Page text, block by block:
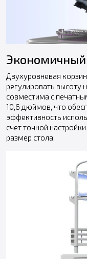
Экономичный
Двухуровневая
регулировать высоту
совместима с
10,6 дюймов, что
эффективность
счет точной
размер стола.